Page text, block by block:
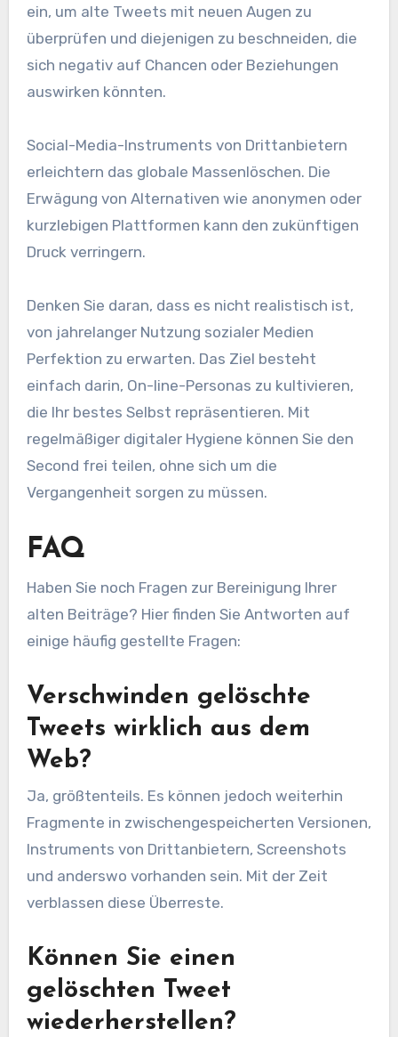
ein, um alte Tweets mit neuen Augen zu
überprüfen und diejenigen zu beschneiden, die
sich negativ auf Chancen oder Beziehungen
auswirken könnten.
Social-Media-Instruments von Drittanbietern
erleichtern das globale Massenlöschen. Die
Erwägung von Alternativen wie anonymen oder
kurzlebigen Plattformen kann den zukünftigen
Druck verringern.
Denken Sie daran, dass es nicht realistisch ist,
von jahrelanger Nutzung sozialer Medien
Perfektion zu erwarten. Das Ziel besteht
einfach darin, On-line-Personas zu kultivieren,
die Ihr bestes Selbst repräsentieren. Mit
regelmäßiger digitaler Hygiene können Sie den
Second frei teilen, ohne sich um die
Vergangenheit sorgen zu müssen.
FAQ
Haben Sie noch Fragen zur Bereinigung Ihrer
alten Beiträge? Hier finden Sie Antworten auf
einige häufig gestellte Fragen:
Verschwinden gelöschte
Tweets wirklich aus dem
Web?
Ja, größtenteils. Es können jedoch weiterhin
Fragmente in zwischengespeicherten Versionen,
Instruments von Drittanbietern, Screenshots
und anderswo vorhanden sein. Mit der Zeit
verblassen diese Überreste.
Können Sie einen
gelöschten Tweet
wiederherstellen?